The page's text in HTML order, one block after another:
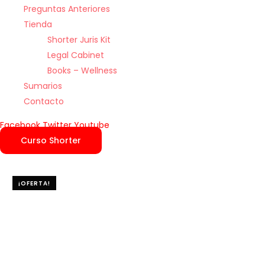
Preguntas Anteriores
Tienda
Shorter Juris Kit
Legal Cabinet
Books – Wellness
Sumarios
Contacto
Facebook Twitter Youtube
Curso Shorter
¡OFERTA!